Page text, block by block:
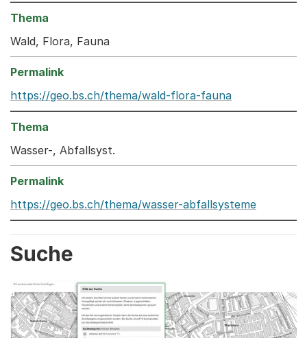
Wald, Flora, Fauna
https://geo.bs.ch/thema/wald-flora-fauna
Wasser-, Abfallsyst.
https://geo.bs.ch/thema/wasser-abfallsysteme
Suche